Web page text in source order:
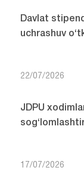
Davlat
uchrashuv
22/07/2026
JDPU
17/07/2026